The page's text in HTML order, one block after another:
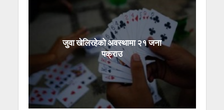
जुवा खेलिरहेको अवस्थामा २१ जना
पक्राउ